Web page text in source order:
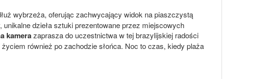
wybrzeża, oferując zachwycający widok na piaszczystą
dzieła sztuki prezentowane przez miejscowych
kamerazaprasza do uczestnictwa w tej brazylijskiej radości
również po zachodzie słońca. Noc to czas, kiedy plaża